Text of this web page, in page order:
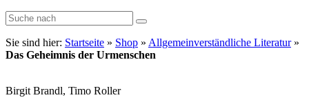
Sie sind hier: Startseite » Shop » Allgemeinverständliche Literatur»
Das Geheimnis der Urmenschen
Birgit Brandl, Timo Roller